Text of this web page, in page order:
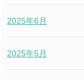
2025年6月
2025年5月